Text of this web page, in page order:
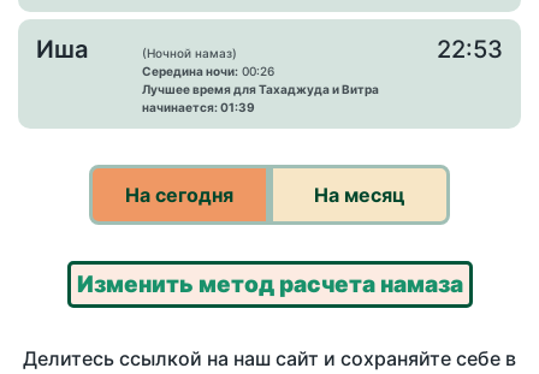
Иша
(Ночной намаз)
Середина ночи: 00:26
Лучшее время для Тахаджуда и Витра
начинается: 01:39
22:53
На сегодня На месяц
Изменить метод расчета намаза
Делитесь ссылкой на наш сайт и сохраняйте себе в